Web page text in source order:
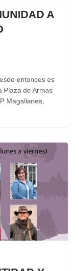
A
entonces es
Plaza de Armas
Magallanes,